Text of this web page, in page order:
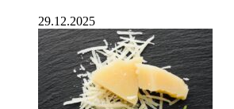
29.12.2025